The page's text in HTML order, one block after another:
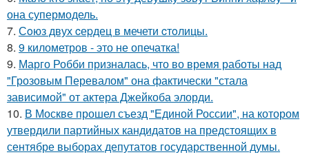
она супермодель.
7. Сoюз двух cеpдец в мечети cтoлицы.
8. 9 километров - это не опечатка!
9. Марго Робби призналась, что во время работы над
"Грозовым Перевалом" она фактически "стала
зависимой" от актера Джейкоба элорди.
10. В Москве прошел съезд "Единой России", на котором
утвердили партийных кандидатов на предстоящих в
сентябре выборах депутатов государственной думы.